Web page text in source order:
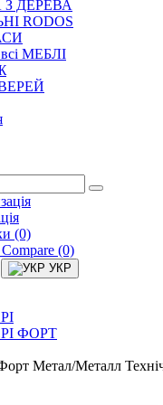
З ДЕРЕВА
RODOS
МЕБЛІ
(0)
(0)
УКР
ФОРТ
Метал/Металл